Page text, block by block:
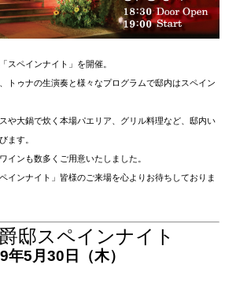
スペインナイト」を開催。
トゥナの生演奏と様々なプログラムで邸内はスペイン
や大鍋で炊く本場パエリア、グリル料理など、邸内い
ます。
インも数多くご用意いたしました。
インナイト」皆様のご来場を心よりお待ちしておりま
邸スペインナイト
年5月30日（木）